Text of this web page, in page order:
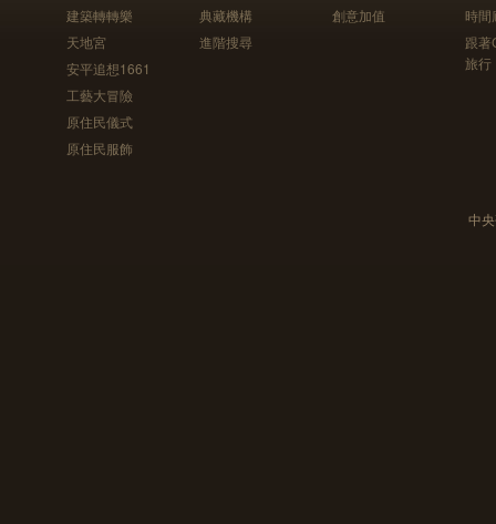
建築轉轉樂
天地宮
安平追想1661
工藝大冒險
原住民儀式
原住民服飾
典藏機構
進階搜尋
創意加值
時間
跟
旅行
中